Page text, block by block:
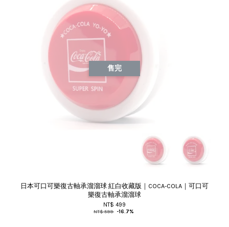
售完
日本可口可樂復古軸承溜溜球 紅白收藏版｜COCA-COLA｜可口可
樂復古軸承溜溜球
NT$ 499
NT$ 599 -16.7%